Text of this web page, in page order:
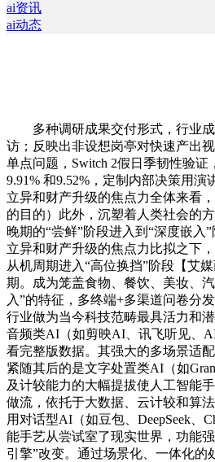
ai资讯
ai动态
多种调研成果交付形式，行业成
访；反映出非设想岗亭对快速产出
单点问题，Switch 2假日季韧性验证
9.91% 和9.52%，定制内部决策用
立异和财产升级的焦点力全体来看
的目的）此外，沉塑着人类社会的
晚期的“尝鲜”阶段进入到“深度嵌
立异和财产升级的焦点力比拟之下
从机周期进入“高位换挡”阶段【艾
期。成为笼盖食物、餐饮、美妆、
入”的特征，多终端+多渠道问卷分
行业做为当今科技范畴最具活力和
音频类AI（如剪映AI、讯飞听见、
看完整版数据。其强大的多场景适
紧随其后的是文字处置类AI（如
及计较能力的大幅提拔使人工智能
做流，依托于大数据、云计较和算
用对话型AI（如豆包、DeepSeek
能手艺从尝试室了现实世界，功能
引擎”改变。通过场景化、一体化